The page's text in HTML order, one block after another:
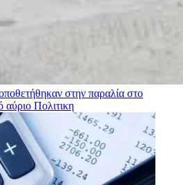
στην παραλία στο
αύριο Πολιτικη